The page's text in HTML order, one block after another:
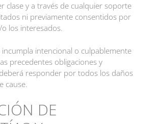
clase y a través de cualquier soporte
ni previamente consentidos por
o los interesados.
incumpla intencional o culpablemente
precedentes obligaciones y
responder por todos los daños
cause.
DE